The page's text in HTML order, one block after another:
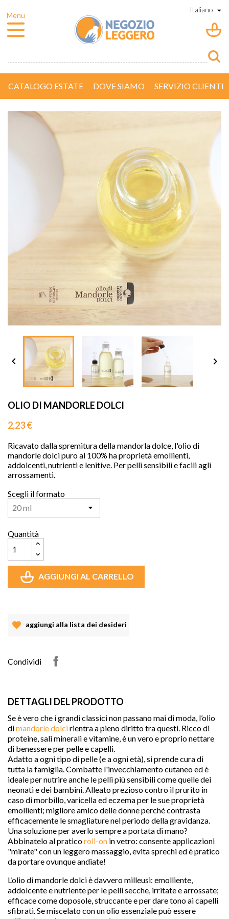


CATALOGO ESTATE DOVE SIAMO SERVIZIO CLIENTI
 
OLIO DI MANDORLE DOLCI
2,23 €
Ricavato dalla spremitura della mandorla dolce, l'olio di
mandorle dolci puro al 100% ha proprietà emollienti,
addolcenti, nutrienti e lenitive. Per pelli sensibili e facili agli
arrossamenti.
Scegli il formato
Quantità

AGGIUNGI AL CARRELLO
favorite
aggiungi alla lista dei desideri
Condividi
DETTAGLI DEL PRODOTTO
Se è vero che i grandi classici non passano mai di moda, l’olio
dimandorle dolcirientra a pieno diritto tra questi. Ricco di
proteine, sali minerali e vitamine, è un vero e proprio nettare
di benessere per pelle e capelli.
Adatto a ogni tipo di pelle (e a ogni età), si prende cura di
tutta la famiglia. Combatte l'invecchiamento cutaneo ed è
ideale per nutrire anche le pelli più sensibili come quelle dei
neonati e dei bambini. Alleato prezioso contro il prurito in
caso di morbillo, varicella ed eczema per le sue proprietà
emollienti; migliore amico delle donne perché contrasta
efficacemente le smagliature nel periodo della gravidanza.
Una soluzione per averlo sempre a portata di mano?
Abbinatelo al praticoroll-on in vetro: consente applicazioni
"mirate" con un leggero massaggio, evita sprechi ed è pratico
da portare ovunque andiate!
L’olio di mandorle dolci è davvero milleusi: emolliente,
addolcente e nutriente per le pelli secche, irritate e arrossate;
efficace come doposole, struccante e per dare tono ai capelli
sfibrati. Se miscelato con un olio essenziale può essere